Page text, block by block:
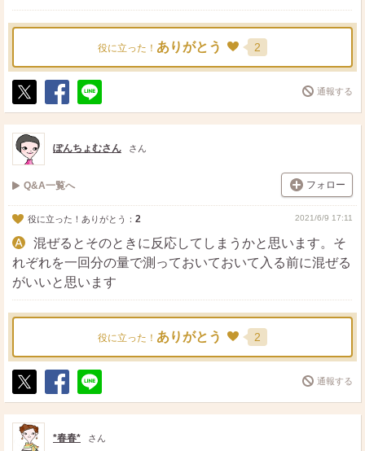
役に立った！ ありがとう 2
ポ
ス
ト
シ
ェ
送
る
通報する
ぽんちょむさん さん
Q&A一覧へ フォロー
役に立った！ありがとう： 2 2021/6/9 17:11
混ぜるとそのときに反応してしまうかと思います。そ
れぞれを一回分の量で測っておいておいて入る前に混ぜる
がいいと思います
役に立った！ ありがとう 2
ポ
ス
ト
シ
ェ
送
る
通報する
*春春* さん